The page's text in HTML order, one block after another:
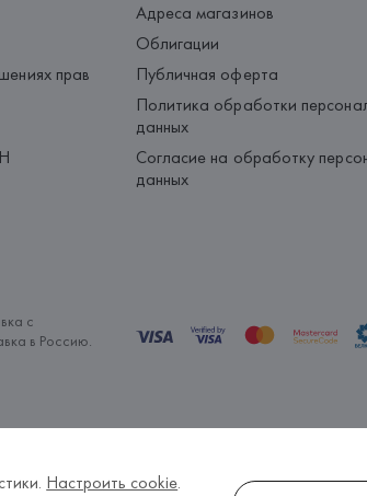
прав
Адреса магазинов
Облигации
Публичная оферта
Политика обработки
данных
Согласие на обработку
данных
с
в Россию.
Настроить cookie.